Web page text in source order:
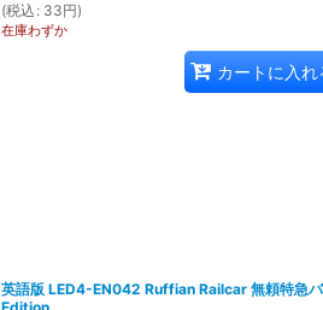
(税込 : 33円)
在庫わずか
カートに入れ
英語版 LED4-EN042 Ruffian Railcar 無頼特急